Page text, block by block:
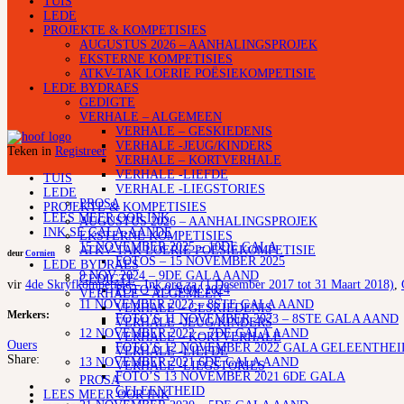
LEDE
PROJEKTE & KOMPETISIES
AUGUSTUS 2026 – AANHALINGSPROJEK
EKSTERNE KOMPETISIES
ATKV-TAK LOERIE POËSIEKOMPETISIE
LEDE BYDRAES
GEDIGTE
VERHALE – ALGEMEEN
VERHALE – GESKIEDENIS
VERHALE -JEUG/KINDERS
VERHALE – KORTVERHALE
VERHALE -LIEFDE
VERHALE -LIEGSTORIES
PROSA
LEES MEER OOR INK
INK SE GALA-AANDE
15 NOVEMBER 2025 – 10DE GALA
FOTOS – 15 NOVEMBER 2025
9 NOV 2024 – 9DE GALA AAND
FOTO’S 9 NOV 2024
11 NOVEMBER 2023 – 8STE GALA AAND
FOTO’S 11 NOVEMBER 2023 – 8STE GALA AAND
12 NOVEMBER 2022 – 7DE GALA AAND
FOTO’S 12 NOVEMBER 2022 GALA
13 NOVEMBER 2021 6DE GALA AAND
FOTO’S 13 NOVEMBER 2021 6DE GALA
GELEENTHEID
Teken in Registreer
TUIS
LEDE
PROJEKTE & KOMPETISIES
AUGUSTUS 2026 – AANHALINGSPROJEK
EKSTERNE KOMPETISIES
ATKV-TAK LOERIE POËSIEKOMPETISIE
LEDE BYDRAES
GEDIGTE
VERHALE – ALGEMEEN
VERHALE – GESKIEDENIS
VERHALE -JEUG/KINDERS
VERHALE – KORTVERHALE
VERHALE -LIEFDE
VERHALE -LIEGSTORIES
PROSA
LEES MEER OOR INK
deur Cornien
vir 4de Skryfkompetisie – Ink.org.za (1 Desember 2017 tot 31 Maart 2018)
Merkers:
Ouers
Share: